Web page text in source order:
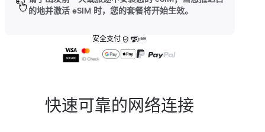
的地并激活 eSIM 时，您的套餐将开始生效。
安全支付
快速可靠的网络连接